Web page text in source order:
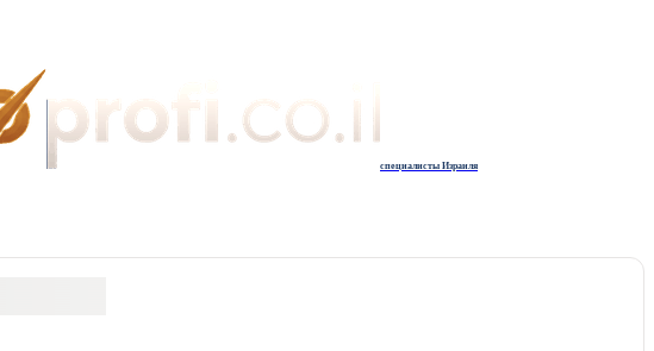
специалисты Израиля